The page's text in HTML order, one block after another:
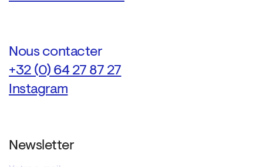
Nous contacter
+32 (0) 64 27 87 27
Instagram
Newsletter